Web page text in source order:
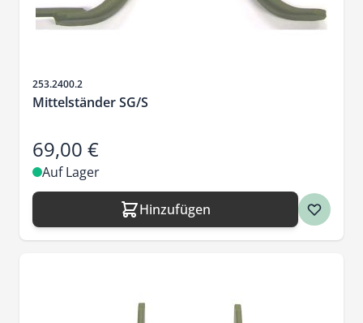
Artikelnr.
253.2400.2
Mittelständer SG/S
69,00 €
Auf Lager
Hinzufügen